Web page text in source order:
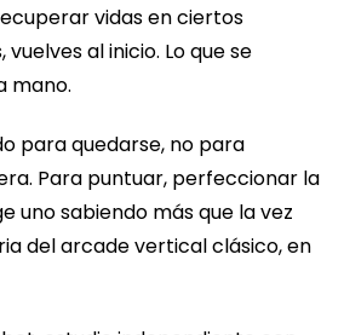
vidas en ciertos
al inicio. Lo que se
mano.
para quedarse, no para
Para puntuar, perfeccionar la
uno sabiendo más que la vez
del arcade vertical clásico, en